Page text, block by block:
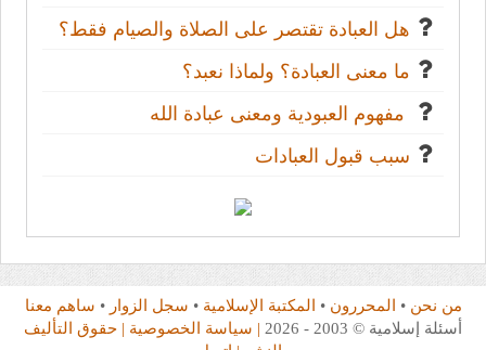
هل العبادة تقتصر على الصلاة والصيام فقط؟
ما معنى العبادة؟ ولماذا نعبد؟
مفهوم العبودية ومعنى عبادة الله
سبب قبول العبادات
من نحن • المحررون • المكتبة الإسلامية • سجل الزوار • ساهم معنا
أسئلة إسلامية © 2003 - 2026
| سياسة الخصوصية | حقوق التأليف